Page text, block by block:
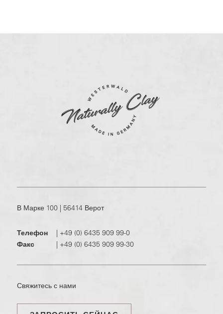
В Марке 100 | 56414 Верот
Телефон | +49 (0) 6435 909 99-0
Факс
| +49 (0) 6435 909 99-30
Свяжитесь с нами